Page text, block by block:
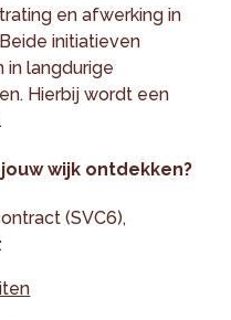
en afwerking in
initiatieven
in langdurige
Hierbij wordt een
wijk ontdekken?
(SVC6),